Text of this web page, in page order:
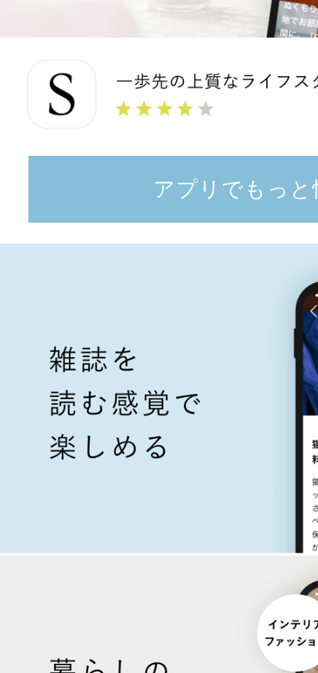
アプリでもっと